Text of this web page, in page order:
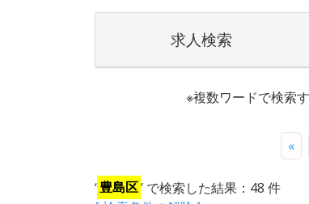
求人検索
※複数ワードで検索
«
‘豊島区’ で検索した結果：48 件